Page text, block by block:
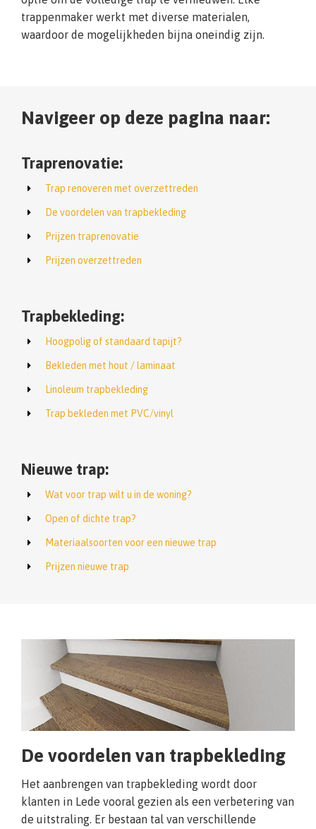
trappenmaker werkt met diverse materialen,
waardoor de mogelijkheden bijna oneindig zijn.
Navigeer op deze pagina naar:
Traprenovatie:
Trap renoveren met overzettreden
De voordelen van trapbekleding
Prijzen traprenovatie
Prijzen overzettreden
Trapbekleding:
Hoogpolig of standaard tapijt?
Bekleden met hout / laminaat
Linoleum trapbekleding
Trap bekleden met PVC/vinyl
Nieuwe trap:
Wat voor trap wilt u in de woning?
Open of dichte trap?
Materiaalsoorten voor een nieuwe trap
Prijzen nieuwe trap
De voordelen van trapbekleding
Het aanbrengen van trapbekleding wordt door
klanten in Lede vooral gezien als een verbetering van
de uitstraling. Er bestaan tal van verschillende